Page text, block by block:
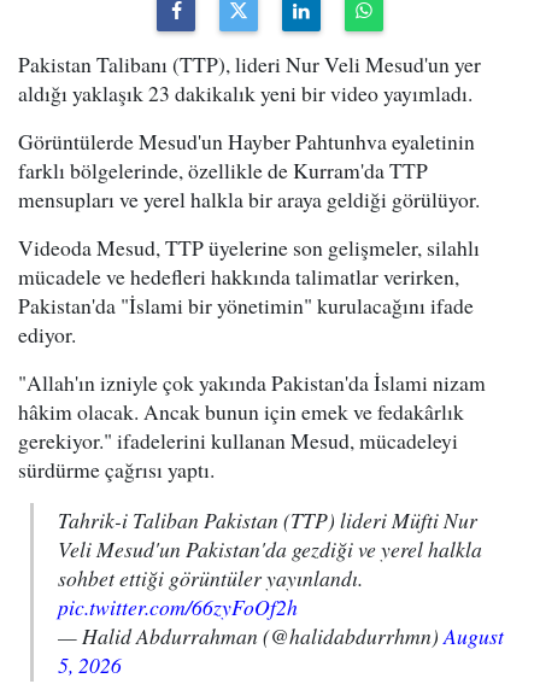
Pakistan Talibanı (TTP), lideri Nur Veli Mesud'un yer
aldığı yaklaşık 23 dakikalık yeni bir video yayımladı.
Görüntülerde Mesud'un Hayber Pahtunhva eyaletinin
farklı bölgelerinde, özellikle de Kurram'da TTP
mensupları ve yerel halkla bir araya geldiği görülüyor.
Videoda Mesud, TTP üyelerine son gelişmeler, silahlı
mücadele ve hedefleri hakkında talimatlar verirken,
Pakistan'da "İslami bir yönetimin" kurulacağını ifade
ediyor.
"Allah'ın izniyle çok yakında Pakistan'da İslami nizam
hâkim olacak. Ancak bunun için emek ve fedakârlık
gerekiyor." ifadelerini kullanan Mesud, mücadeleyi
sürdürme çağrısı yaptı.
Tahrik-i Taliban Pakistan (TTP) lideri Müfti Nur
Veli Mesud'un Pakistan'da gezdiği ve yerel halkla
sohbet ettiği görüntüler yayınlandı.
pic.twitter.com/66zyFoOf2h
— Halid Abdurrahman (@halidabdurrhmn)August
5, 2026